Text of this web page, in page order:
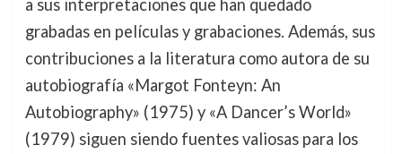
a sus interpretaciones que han quedado
grabadas en películas y grabaciones. Además, sus
contribuciones a la literatura como autora de su
autobiografía «Margot Fonteyn: An
Autobiography» (1975) y «A Dancer’s World»
(1979) siguen siendo fuentes valiosas para los